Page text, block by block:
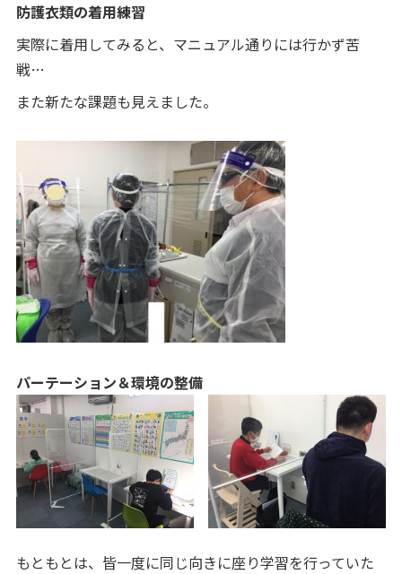
防護衣類の着用練習
実際に着用してみると、マニュアル通りには行かず苦
戦…
また新たな課題も見えました。
パーテーション＆環境の整備
もともとは、皆一度に同じ向きに座り学習を行っていた